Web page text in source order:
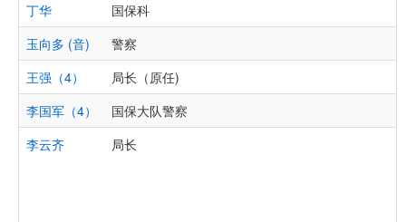
丁华
国保科
玉向多 (音)
警察
王强（4）
局长（原任)
李国军（4）
国保大队警察
李云齐
局长